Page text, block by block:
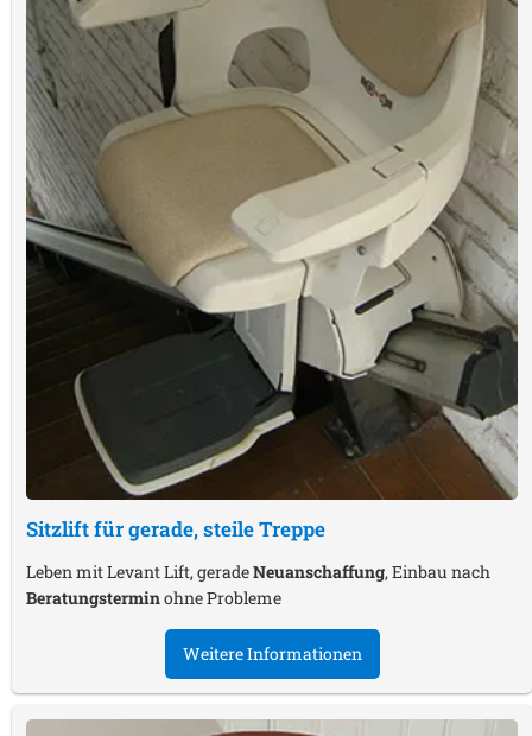
Sitzlift für gerade, steile Treppe
Leben mit Levant Lift, geradeNeuanschaffung, Einbau nach
Beratungsterminohne Probleme
Weitere Informationen